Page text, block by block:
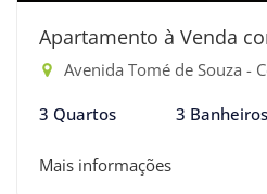
Apartamento à Venda
Avenida Tomé de Souza -
3 Quartos 3 Banheiros
Mais informações